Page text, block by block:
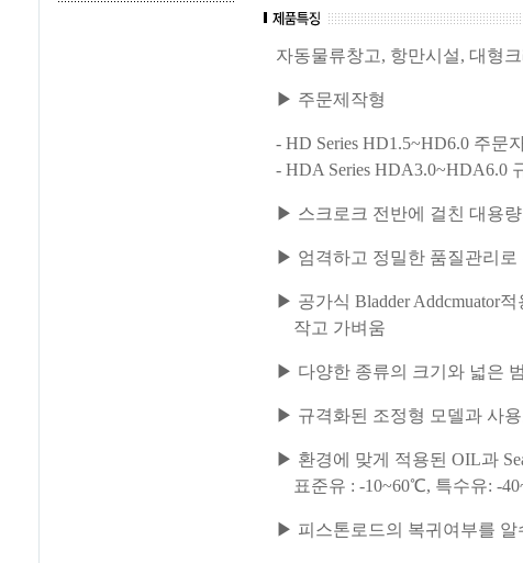
자동물류창고, 항만시설, 대형
▶ 주문제작형
- HD Series HD1.5~HD6.0 주문
- HDA Series HDA3.0~HDA6.0
▶ 스크로크 전반에 걸친 대용
▶ 엄격하고 정밀한 품질관리로
▶ 공가식 Bladder Addcmuator
작고 가벼움
▶ 다양한 종류의 크기와 넓은
▶ 규격화된 조정형 모델과 사
▶ 환경에 맞게 적용된 OIL과
표준유 : -10~60℃, 특수유: -
▶ 피스톤로드의 복귀여부를 알